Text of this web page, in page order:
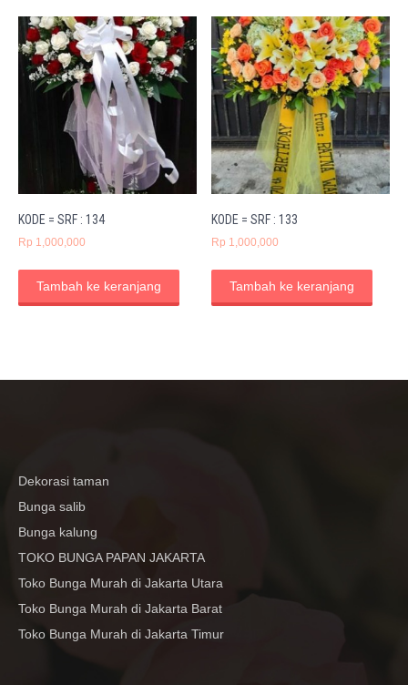
KODE = SRF : 134
Rp 1,000,000
Tambah ke keranjang
KODE = SRF : 133
Rp 1,000,000
Tambah ke keranjang
Dekorasi taman
Bunga salib
Bunga kalung
TOKO BUNGA PAPAN JAKARTA
Toko Bunga Murah di Jakarta Utara
Toko Bunga Murah di Jakarta Barat
Toko Bunga Murah di Jakarta Timur